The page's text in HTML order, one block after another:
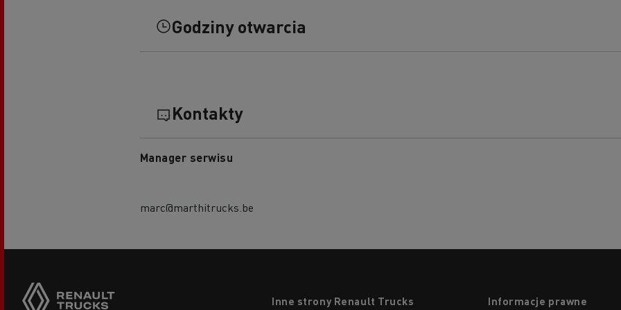
Godziny otwarcia
Kontakty
Manager serwisu
marc@marthitrucks.be
menuInne strony Renault Trucks Informacje prawne